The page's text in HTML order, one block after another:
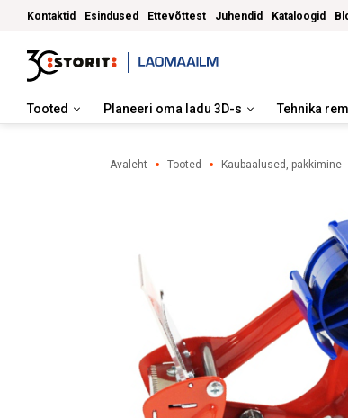
Kontaktid Esindused Ettevõttest Juhendid Kataloogid
Tooted Planeeri oma ladu 3D-s Tehnika
Lauad, toolid, tööriistade hoiustamine
Laokärud, rattad
Konteinerid, prügikastid
Laotrepid, redelid, turvalisus
Avaleht Tooted Kaubaalused, pakkimine